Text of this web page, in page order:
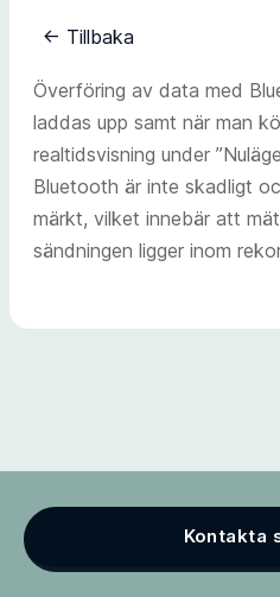
← Tillbaka
Överföring av data med
laddas upp samt när man
realtidsvisning under
Bluetooth är inte skadligt
märkt, vilket innebär att
sändningen ligger inom
Kontakta